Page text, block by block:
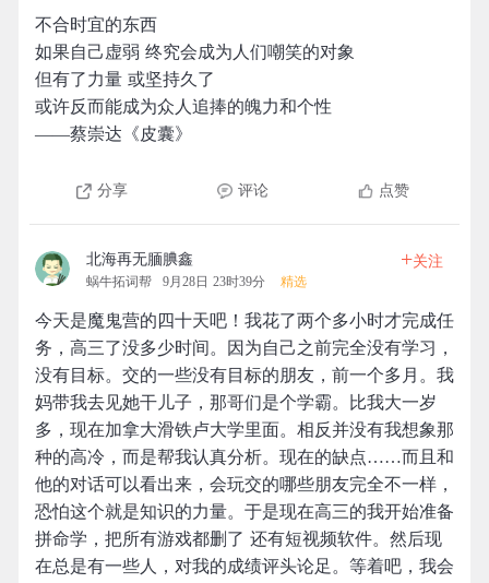
不合时宜的东西
如果自己虚弱 终究会成为人们嘲笑的对象
但有了力量 或坚持久了
或许反而能成为众人追捧的魄力和个性
——蔡崇达《皮囊》
分享 评论 点赞
北海再无腼腆鑫
蜗牛拓词帮 9月28日 23时39分 精选
+关注
今天是魔鬼营的四十天吧！我花了两个多小时才完成任
务，高三了没多少时间。因为自己之前完全没有学习，
没有目标。交的一些没有目标的朋友，前一个多月。我
妈带我去见她干儿子，那哥们是个学霸。比我大一岁
多，现在加拿大滑铁卢大学里面。相反并没有我想象那
种的高冷，而是帮我认真分析。现在的缺点……而且和
他的对话可以看出来，会玩交的哪些朋友完全不一样，
恐怕这个就是知识的力量。于是现在高三的我开始准备
拼命学，把所有游戏都删了 还有短视频软件。然后现
在总是有一些人，对我的成绩评头论足。等着吧，我会